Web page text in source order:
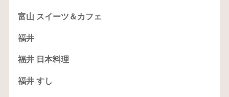
富山 スイーツ＆カフェ
福井
福井 日本料理
福井 すし